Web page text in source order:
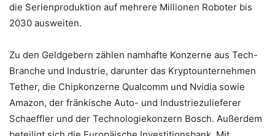
die Serienproduktion auf mehrere Millionen Roboter bis
2030 ausweiten.
Zu den Geldgebern zählen namhafte Konzerne aus Tech-
Branche und Industrie, darunter das Kryptounternehmen
Tether, die Chipkonzerne Qualcomm und Nvidia sowie
Amazon, der fränkische Auto- und Industriezulieferer
Schaeffler und der Technologiekonzern Bosch. Außerdem